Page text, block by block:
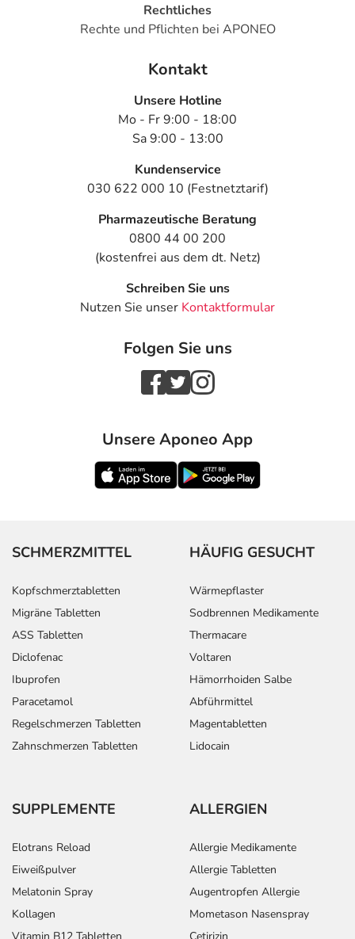
Rechtliches
Rechte und Pflichten bei APONEO
Kontakt
Unsere Hotline
Mo - Fr 9:00 - 18:00
Sa 9:00 - 13:00
Kundenservice
030 622 000 10 (Festnetztarif)
Pharmazeutische Beratung
0800 44 00 200
(kostenfrei aus dem dt. Netz)
Schreiben Sie uns
Nutzen Sie unser Kontaktformular
Folgen Sie uns
Unsere Aponeo App
SCHMERZMITTEL
Kopfschmerztabletten
Migräne Tabletten
ASS Tabletten
Diclofenac
Ibuprofen
Paracetamol
Regelschmerzen Tabletten
Zahnschmerzen Tabletten
HÄUFIG GESUCHT
Wärmepflaster
Sodbrennen Medikamente
Thermacare
Voltaren
Hämorrhoiden Salbe
Abführmittel
Magentabletten
Lidocain
SUPPLEMENTE
Elotrans Reload
Eiweißpulver
Melatonin Spray
Kollagen
ALLERGIEN
Allergie Medikamente
Allergie Tabletten
Augentropfen Allergie
Mometason Nasenspray